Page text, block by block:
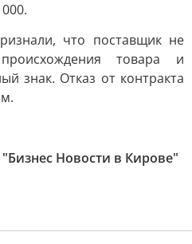
что поставщик не
товара и
знак. Отказ от контракта
Новости в Кирове"